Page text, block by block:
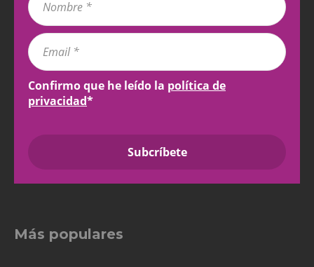
Confirmo que he leído la política de
privacidad*
Más populares